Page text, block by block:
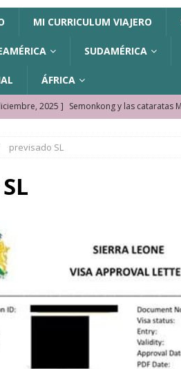
MI CURRICULUM VIAJERO
SUDAMÉRICA
ÁFRICA
2025 ] Semonkong y las cataratas
noviembre, 2025 ]
2025 ]
Cómo moverse en
2025 ]
Qué ver en Manama. La capital
2026 ] Ela Nguema. El barrio más
previsado SL